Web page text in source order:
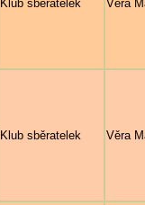
Klub sběratelek Věra
Klub sběratelek Věra